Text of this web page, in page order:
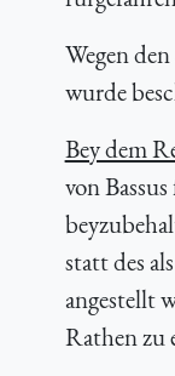
Wegen
wurde
Bey dem
von
statt des
angestellt
Rathen zu